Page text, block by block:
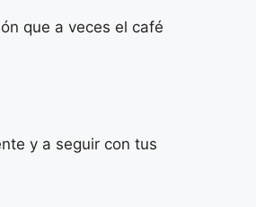
que a veces el café
y a seguir con tus